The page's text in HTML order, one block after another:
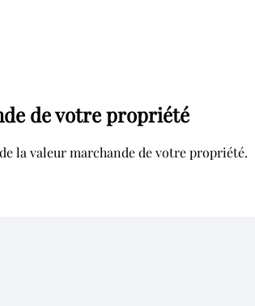
de votre propriété
la valeur marchande de votre propriété.